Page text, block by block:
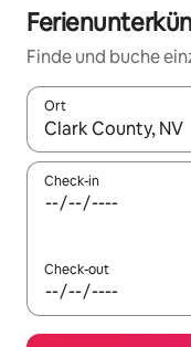
Finde und buche
Ort
Wenn Ergebnisse
Check-in
Check-out